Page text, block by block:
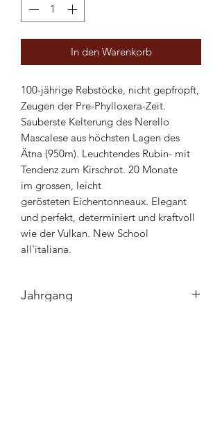
In den Warenkorb
100-jährige Rebstöcke, nicht gepfropft,
Zeugen der Pre-Phylloxera-Zeit.
Sauberste Kelterung des Nerello
Mascalese aus höchsten Lagen des
Ätna (950m). Leuchtendes Rubin- mit
Tendenz zum Kirschrot. 20 Monate
im grossen, leicht
gerösteten Eichentonneaux. Elegant
und perfekt, determiniert und kraftvoll
wie der Vulkan. New School
all'italiana.
Jahrgang